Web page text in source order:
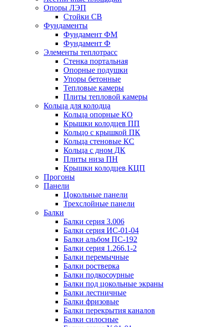
Опоры ЛЭП
Стойки СВ
Фундаменты
Фyндамент ФМ
Фyндамент Ф
Элементы теплотрасс
Стенка портальная
Опорные подушки
Упоры бетонные
Тепловые камеры
Плиты тепловой камеры
Кольца для колодца
Кольца опорные КО
Крышки колодцев ПП
Кольцо с крышкой ПК
Кольца стеновые КС
Кольца с дном ДК
Плиты низа ПН
Крышки колодцев КЦП
Прогоны
Панели
Цокольные панели
Трехслойные панели
Балки
Балки серия 3.006
Балки серия ИС-01-04
Балки альбом ПС-192
Балки серия 1.266.1-2
Балки перемычные
Балки ростверка
Балки подкосоурные
Балки под цокольные экраны
Балки лестничные
Балки фризовые
Балки перекрытия каналов
Балки силосные